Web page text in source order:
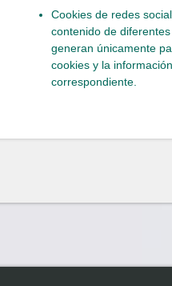
Cookies de redes
contenido de
generan únicamente
cookies y la
correspondiente.